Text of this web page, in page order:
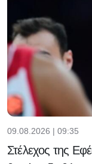
09.08.2026 | 09:35
Στέλεχος της